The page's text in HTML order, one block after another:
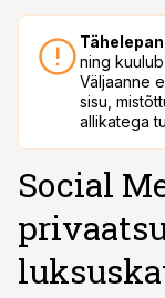
ning
Väljaanne
sisu,
allikatega
Social